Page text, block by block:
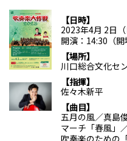
日時
2023年4月 2日（
開演：14:30（開
場所
川口総合文化セ
指揮
佐々木新平
曲目
五月の風／真島
マーチ「春風」
吹奏楽のための